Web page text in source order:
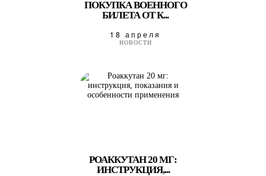
ПОКУПКА ВОЕННОГО
БИЛЕТА ОТ К...
18 апреля
НОВОСТИ
РОАККУТАН 20 МГ:
ИНСТРУКЦИЯ,...